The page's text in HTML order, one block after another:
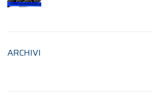
ARCHIVI